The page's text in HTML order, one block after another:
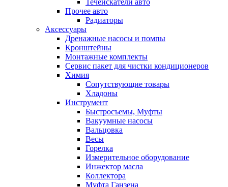
Течеискатели авто
Прочее авто
Радиаторы
Аксессуары
Дренажные насосы и помпы
Кронштейны
Монтажные комплекты
Сервис пакет для чистки кондиционеров
Химия
Сопутствующие товары
Хладоны
Инструмент
Быстросъемы, Муфты
Вакуумные насосы
Вальцовка
Весы
Горелка
Измерительное оборудование
Инжектор масла
Коллектора
Муфта Ганзена